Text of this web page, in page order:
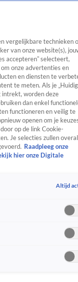
TV Algemeen
Tip
CrimeVideo's
vergelijkbare technieken
van onze website(s),
accepteren” selecteert,
onze advertenties en
en diensten te
te meten. Als je
intrekt, worden deze
dan enkel
functioneren en veilig te
openen om je
op de link Cookie-
Je selecties zullen overal
Raadpleeg onze
hier onze Digitale
Altijd